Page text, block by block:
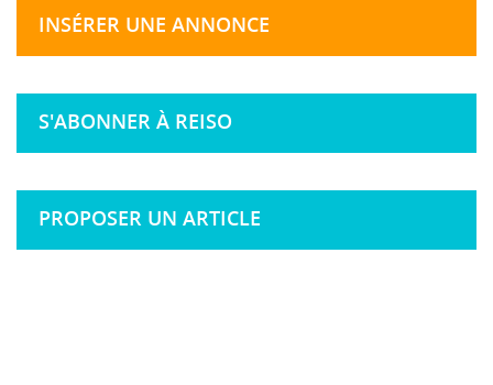
INSÉRER UNE ANNONCE
S'ABONNER À REISO
PROPOSER UN ARTICLE